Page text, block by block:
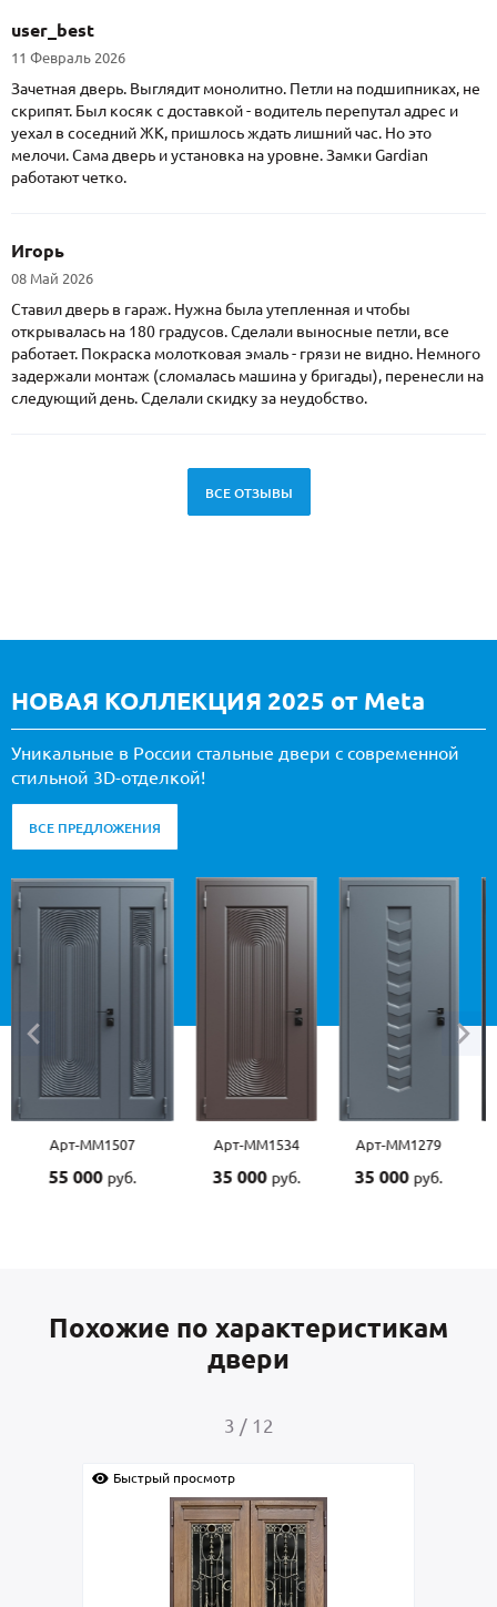
user_best
11 Февраль 2026
Зачетная дверь. Выглядит монолитно. Петли на подшипниках, не
скрипят. Был косяк с доставкой - водитель перепутал адрес и
уехал в соседний ЖК, пришлось ждать лишний час. Но это
мелочи. Сама дверь и установка на уровне. Замки Gardian
работают четко.
Игорь
08 Май 2026
Ставил дверь в гараж. Нужна была утепленная и чтобы
открывалась на 180 градусов. Сделали выносные петли, все
работает. Покраска молотковая эмаль - грязи не видно. Немного
задержали монтаж (сломалась машина у бригады), перенесли на
следующий день. Сделали скидку за неудобство.
ВСЕ ОТЗЫВЫ
НОВАЯ КОЛЛЕКЦИЯ 2025 от Meta
Уникальные в России стальные двери с современной
стильной 3D-отделкой!
ВСЕ ПРЕДЛОЖЕНИЯ
Арт-ММ1534
35 000
Арт-ММ1279
35 000руб.
Арт-ММ1570
45 000руб.
Похожие по характеристикам
двери
4 / 12
Быстрый просмотр